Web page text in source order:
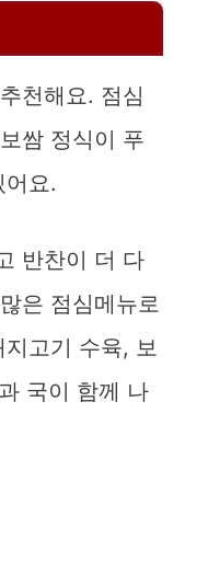
천해요. 점심
쌈 정식이 푸
요.
반찬이 더 다
은 점심메뉴로
고기 수육, 보
국이 함께 나